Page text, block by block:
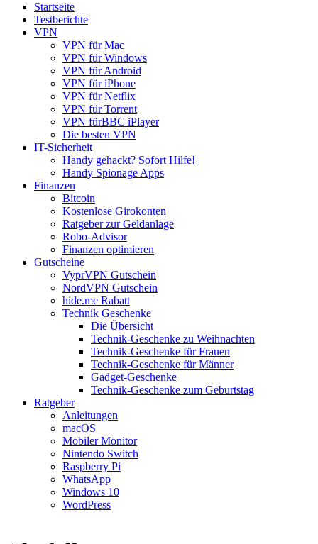
Startseite
Testberichte
VPN
VPN für Mac
VPN für Windows
VPN für Android
VPN für iPhone
VPN für Netflix
VPN für Torrent
VPN fürBBC iPlayer
Die besten VPN
IT-Sicherheit
Handy gehackt? Sofort Hilfe!
Handy Spionage Apps
Finanzen
Bitcoin
Kostenlose Girokonten
Ratgeber zur Geldanlage
Robo-Advisor
Finanzen optimieren
Gutscheine
VyprVPN Gutschein
NordVPN Gutschein
hide.me Rabatt
Technik Geschenke
Die Übersicht
Technik-Geschenke zu Weihnachten
Technik-Geschenke für Frauen
Technik-Geschenke für Männer
Gadget-Geschenke
Technik-Geschenke zum Geburtstag
Ratgeber
Anleitungen
macOS
Mobiler Monitor
Nintendo Switch
Raspberry Pi
WhatsApp
Windows 10
WordPress